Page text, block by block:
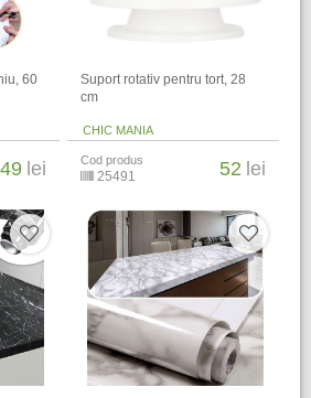
60
49 lei
Suport rotativ pentru tort, 28
cm
CHIC MANIA
Cod produs
25491 52 lei